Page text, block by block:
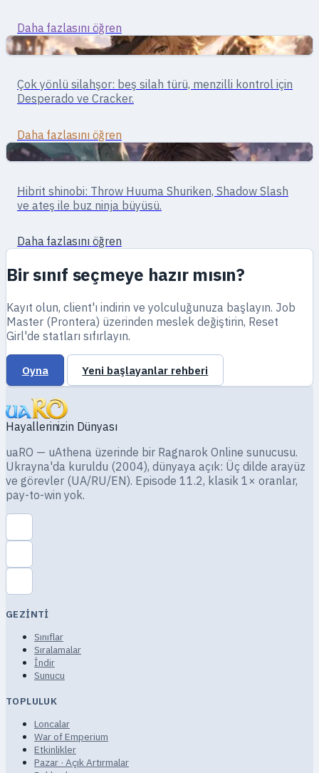
Daha fazlasını öğren
Menzilli
Gunslinger
Çok yönlü silahşor: beş silah türü, menzilli kontrol için
Desperado ve Cracker.
Daha fazlasını öğren
Menzilli
Ninja
Hibrit shinobi: Throw Huuma Shuriken, Shadow Slash
ve ateş ile buz ninja büyüsü.
Daha fazlasını öğren
Bir sınıf seçmeye hazır mısın?
Kayıt olun, client'ı indirin ve yolculuğunuza başlayın. Job
Master (Prontera) üzerinden meslek değiştirin, Reset
Girl'de statları sıfırlayın.
Oyna Yeni başlayanlar rehberi
Hayallerinizin Dünyası
uaRO — uAthena üzerinde bir Ragnarok Online sunucusu.
Ukrayna'da kuruldu (2004), dünyaya açık: Üç dilde arayüz
ve görevler (UA/RU/EN). Episode 11.2, klasik 1× oranlar,
pay-to-win yok.
GEZINTI
Sınıflar
Sıralamalar
İndir
Sunucu
TOPLULUK
Loncalar
War of Emperium
Etkinlikler
Pazar · Açık Artırmalar